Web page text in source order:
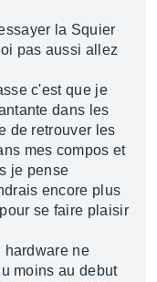
la Squier
pas aussi allez
c'est que je
dans les
de retrouver les
mes compos et
je pense
encore plus
se faire plaisir
hardware ne
moins au debut